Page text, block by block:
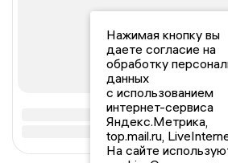
Нажимая кнопку вы
даете согласие на
обработку
данных
с использованием
интернет-сервиса
Яндекс.Метрика,
top.mail.ru,
На сайте